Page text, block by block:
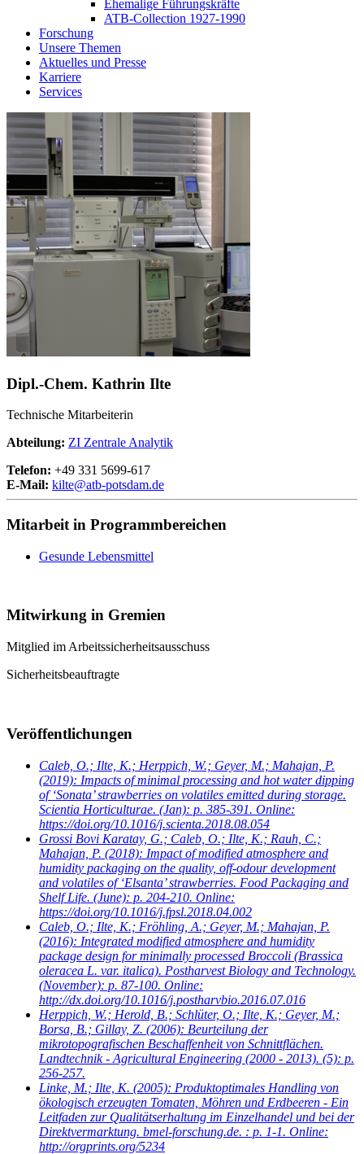
Ehemalige Führungskräfte
ATB-Collection 1927-1990
Forschung
Unsere Themen
Aktuelles und Presse
Karriere
Services
Dipl.-Chem. Kathrin Ilte
Technische Mitarbeiterin
Abteilung: ZI Zentrale Analytik
Telefon: +49 331 5699-617
E-Mail: kilte@atb-potsdam.de
Mitarbeit in Programmbereichen
Gesunde Lebensmittel
Mitwirkung in Gremien
Mitglied im Arbeitssicherheitsausschuss
Sicherheitsbeauftragte
Veröffentlichungen
Caleb, O.; Ilte, K.; Herppich, W.; Geyer, M.; Mahajan, P.
(2019): Impacts of minimal processing and hot water dipping
of ‘Sonata’ strawberries on volatiles emitted during storage.
Scientia Horticulturae. (Jan): p. 385-391. Online:
https://doi.org/10.1016/j.scienta.2018.08.054
Grossi Bovi Karatay, G.; Caleb, O.; Ilte, K.; Rauh, C.;
Mahajan, P. (2018): Impact of modified atmosphere and
humidity packaging on the quality, off-odour development
and volatiles of ‘Elsanta’ strawberries. Food Packaging and
Shelf Life. (June): p. 204-210. Online:
https://doi.org/10.1016/j.fpsl.2018.04.002
Caleb, O.; Ilte, K.; Fröhling, A.; Geyer, M.; Mahajan, P.
(2016): Integrated modified atmosphere and humidity
package design for minimally processed Broccoli (Brassica
oleracea L. var. italica). Postharvest Biology and Technology.
(November): p. 87-100. Online:
http://dx.doi.org/10.1016/j.postharvbio.2016.07.016
Herppich, W.; Herold, B.; Schlüter, O.; Ilte, K.; Geyer, M.;
Borsa, B.; Gillay, Z. (2006): Beurteilung der
mikrotopografischen Beschaffenheit von Schnittflächen.
Landtechnik - Agricultural Engineering (2000 - 2013). (5): p.
256-257.
Linke, M.; Ilte, K. (2005): Produktoptimales Handling von
ökologisch erzeugten Tomaten, Möhren und Erdbeeren - Ein
Leitfaden zur Qualitätserhaltung im Einzelhandel und bei der
Direktvermarktung. bmel-forschung.de. : p. 1-1. Online:
http://orgprints.org/5234